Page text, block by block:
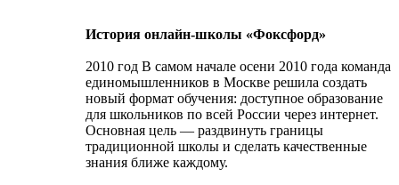
История онлайн-школы «Фоксфорд»
2010 год В самом начале осени 2010 года команда
единомышленников в Москве решила создать
новый формат обучения: доступное образование
для школьников по всей России через интернет.
Основная цель — раздвинуть границы
традиционной школы и сделать качественные
знания ближе каждому.